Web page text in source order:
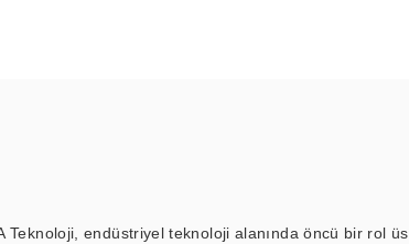
Teknoloji, endüstriyel teknoloji alanında öncü bir